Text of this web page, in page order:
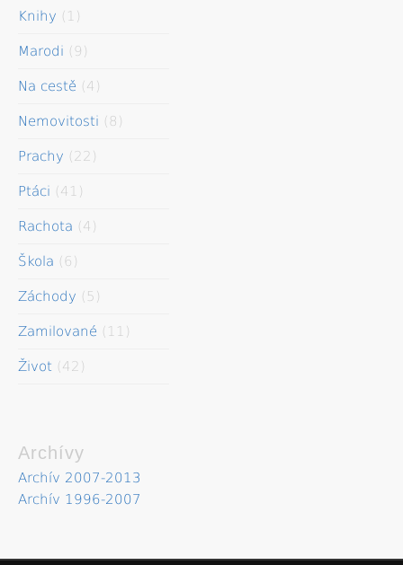
Knihy (1)
Marodi (9)
Na cestě (4)
Nemovitosti (8)
Prachy (22)
Ptáci (41)
Rachota (4)
Škola (6)
Záchody (5)
Zamilované (11)
Život (42)
Archívy
Archív 2007-2013
Archív 1996-2007